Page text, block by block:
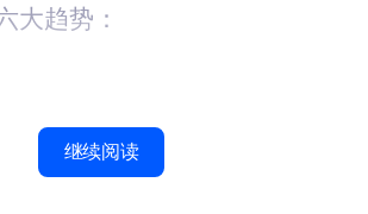
大趋势：
继续阅读